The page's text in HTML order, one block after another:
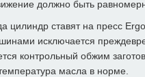
должно быть
цилиндр ставят на пресс Ergo.
исключается
контрольный обжим
масла в норме.